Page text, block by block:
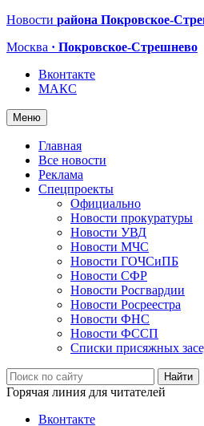
Новости района Покровское-
Москва · Покровское-Стрешнево
Вконтакте
МАКС
Меню
Главная
Все новости
Реклама
Спецпроекты
Официально
Новости прокуратуры
Новости УВД
Новости МЧС
Новости ГОЧСиПБ
Новости СФР
Новости Росгвардии
Новости Росреестра
Новости ФНС
Новости ФССП
Списки присяжных
Горячая линия для читателей
Вконтакте